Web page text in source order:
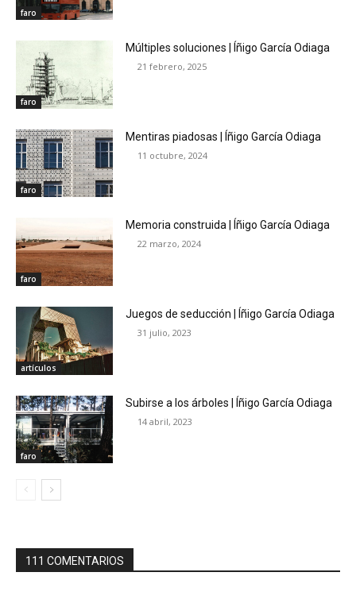
faro
faro
Múltiples soluciones | Íñigo García Odiaga
21 febrero, 2025
faro
Mentiras piadosas | Íñigo García Odiaga
11 octubre, 2024
faro
Memoria construida | Íñigo García Odiaga
22 marzo, 2024
artículos
Juegos de seducción | Íñigo García Odiaga
31 julio, 2023
faro
Subirse a los árboles | Íñigo García Odiaga
14 abril, 2023
111 COMENTARIOS